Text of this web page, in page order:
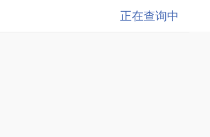
正在查询中